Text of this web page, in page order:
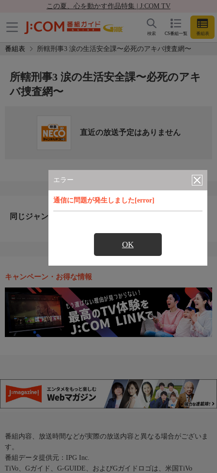
この夏、心を動かす作品特集 | J:COM TV
CS番組一覧 番組表
検索
番組表 所轄刑事3 涙の生活安全課〜必死のアキバ捜査網〜
エラー
通信に問題が発生しました[error]
OK
所轄刑事3 涙の生活安全課〜必死のアキ
バ捜査網〜
直近の放送予定はありません
同じジャンルのおすすめ番組
キャンペーン・お得な情報
番組内容、放送時間などが実際の放送内容と異なる場合がございま
す。
番組データ提供元：IPG Inc.
TiVo、Gガイド、G-GUIDE、およびGガイドロゴは、米国TiVo